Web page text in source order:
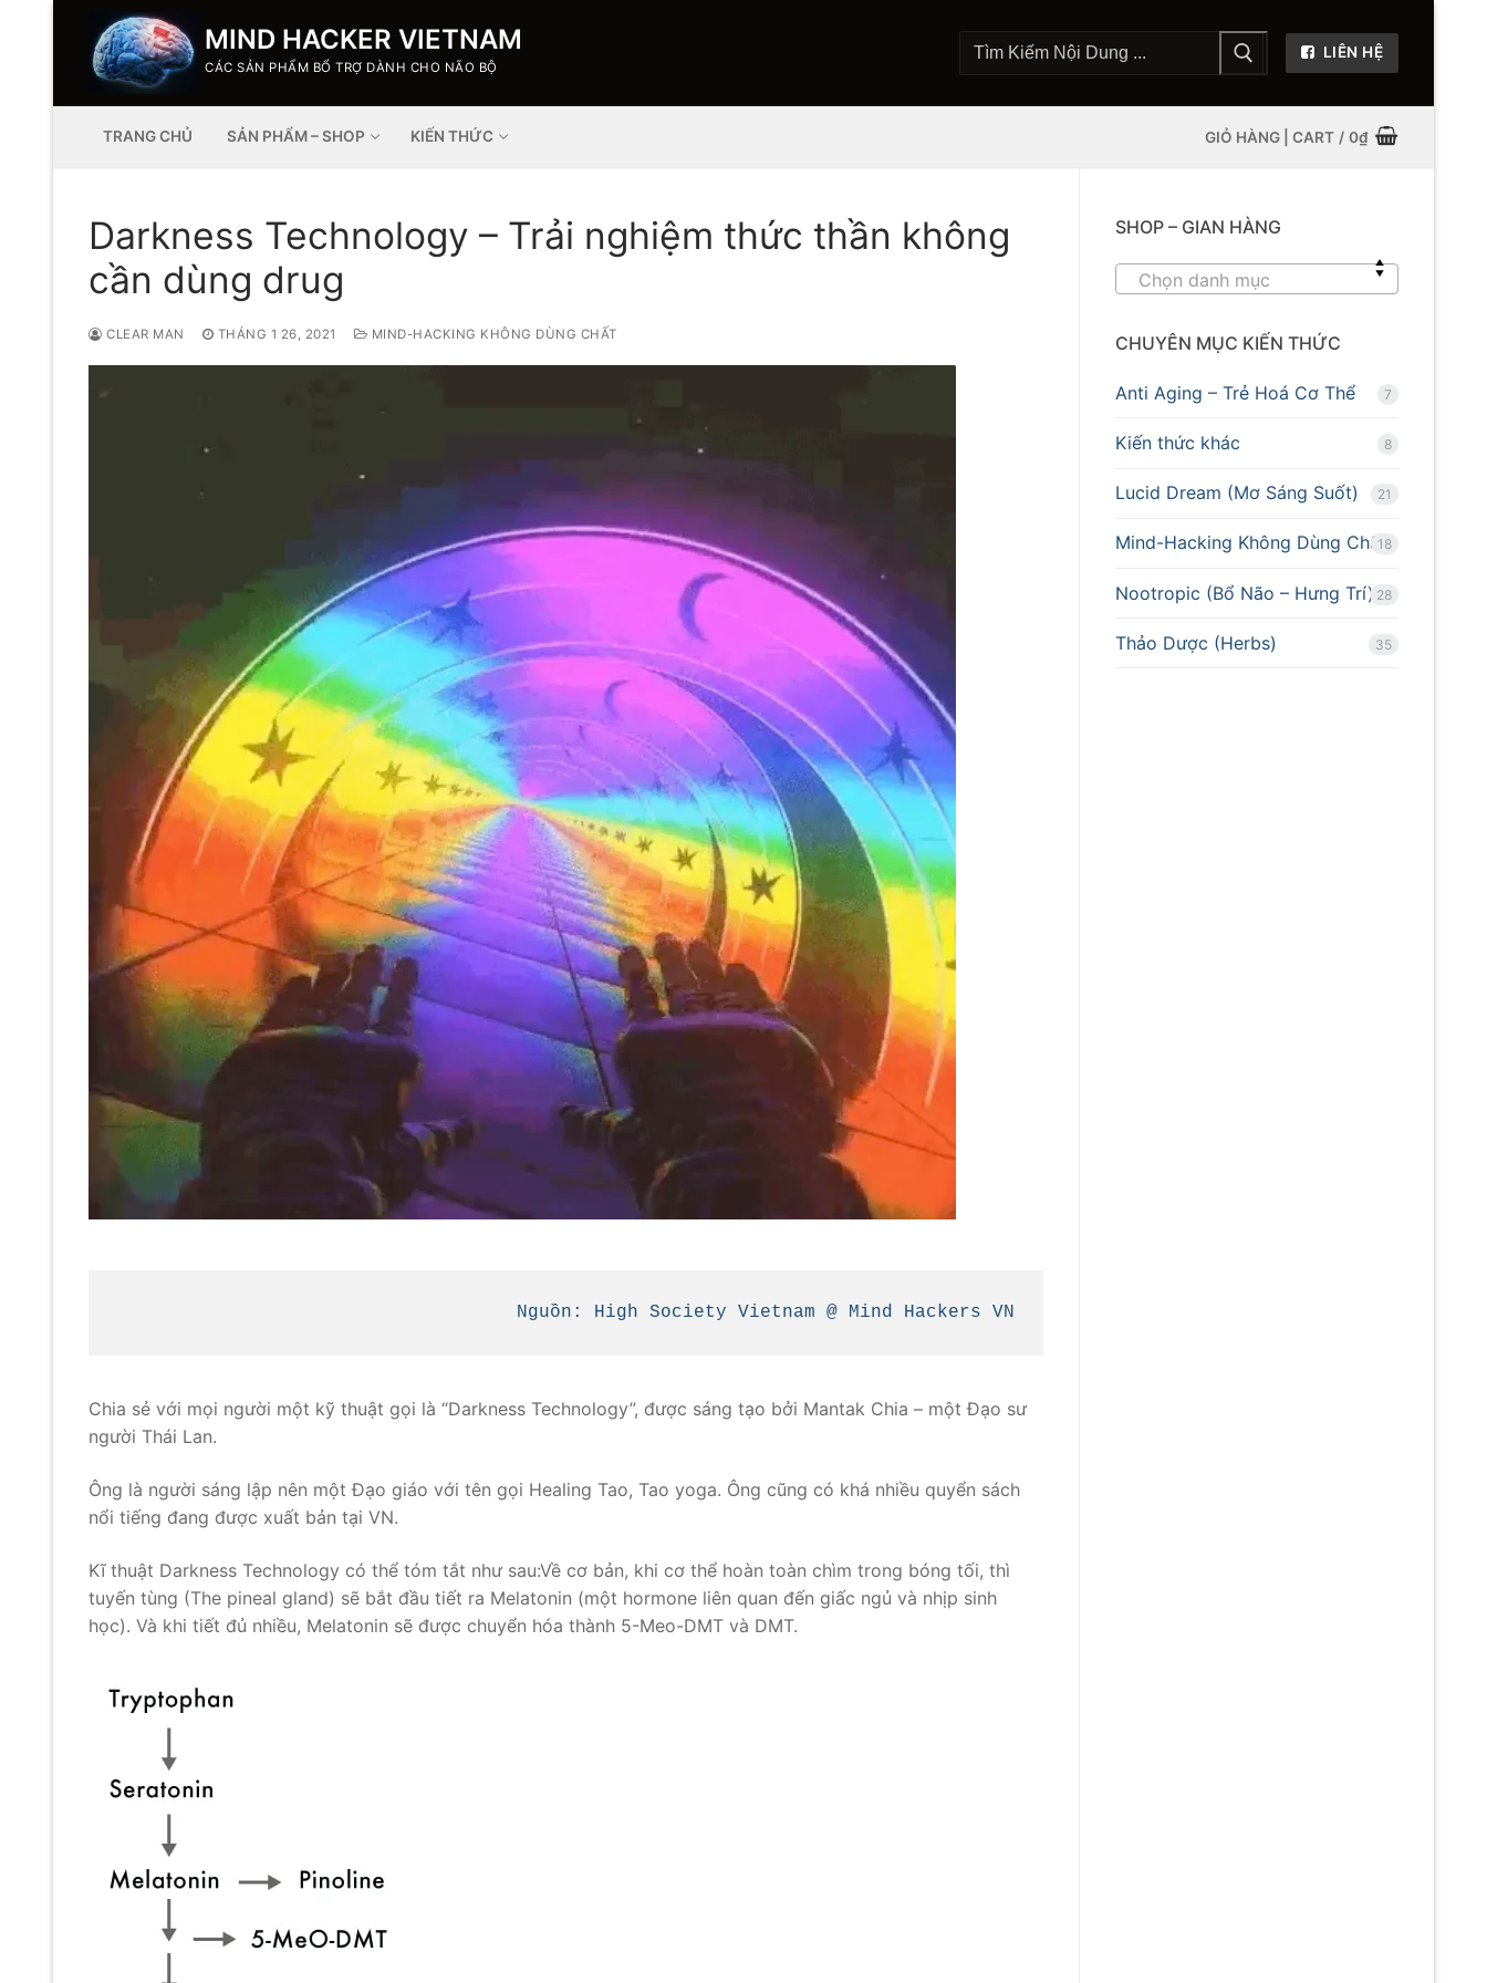
MIND HACKER VIETNAM
CÁC SẢN PHẨM BỔ TRỢ DÀNH CHO NÃO BỘ
LIÊN HỆ
TRANG CHỦ SẢN PHẨM – SHOP KIẾN THỨC GIỎ HÀNG | CART / 0₫
Darkness Technology – Trải nghiệm thức thần không
cần dùng drug
CLEAR MAN THÁNG 1 26, 2021 MIND-HACKING KHÔNG DÙNG CHẤT
Nguồn: High Society Vietnam @ Mind Hackers VN
Chia sẻ với mọi người một kỹ thuật gọi là “Darkness Technology”, được sáng tạo bởi Mantak Chia – một Đạo sư
người Thái Lan.
Ông là người sáng lập nên một Đạo giáo với tên gọi Healing Tao, Tao yoga. Ông cũng có khá nhiều quyển sách
nổi tiếng đang được xuất bản tại VN.
Kĩ thuật Darkness Technology có thể tóm tắt như sau:Về cơ bản, khi cơ thể hoàn toàn chìm trong bóng tối, thì
tuyến tùng (The pineal gland) sẽ bắt đầu tiết ra Melatonin (một hormone liên quan đến giấc ngủ và nhịp sinh
học). Và khi tiết đủ nhiều, Melatonin sẽ được chuyển hóa thành 5-Meo-DMT và DMT.
SHOP – GIAN HÀNG
Chọn danh mục
CHUYÊN MỤC KIẾN THỨC
Anti Aging – Trẻ Hoá Cơ Thể 7
Kiến thức khác 8
Lucid Dream (Mơ Sáng Suốt) 21
Mind-Hacking Không Dùng Chất18
Nootropic (Bổ Não – Hưng Trí) 28
Thảo Dược (Herbs) 35